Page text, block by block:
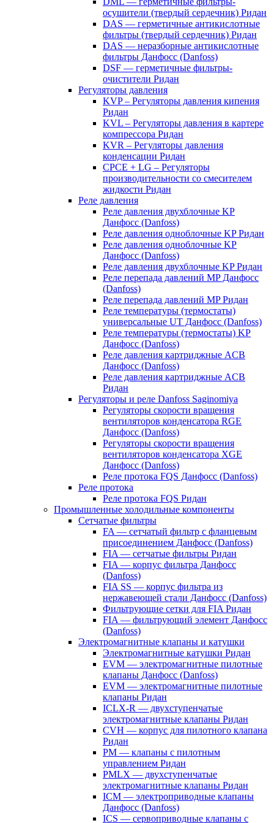
осушители (твердый сердечник) Ридан
DAS — герметичные антикислотные
фильтры (твердый сердечник) Ридан
DAS — неразборные антикислотные
фильтры Данфосс (Danfoss)
DSF — герметичные фильтры-
очистители Ридан
Регуляторы давления
KVP – Регуляторы давления кипения
Ридан
KVL – Регуляторы давления в картере
компрессора Ридан
KVR – Регуляторы давления
конденсации Ридан
CPCE + LG – Регуляторы
производительности со смесителем
жидкости Ридан
Реле давления
Реле давления двухблочные KP
Данфосс (Danfoss)
Реле давления одноблочные KP Ридан
Реле давления одноблочные KP
Данфосс (Danfoss)
Реле давления двухблочные KP Ридан
Реле перепада давлений MP Данфосс
(Danfoss)
Реле перепада давлений MP Ридан
Реле температуры (термостаты)
универсальные UT Данфосс (Danfoss)
Реле температуры (термостаты) KP
Данфосс (Danfoss)
Реле давления картриджные ACB
Данфосс (Danfoss)
Реле давления картриджные ACB
Ридан
Регуляторы и реле Danfoss Saginomiya
Регуляторы скорости вращения
вентиляторов конденсатора RGE
Данфосс (Danfoss)
Регуляторы скорости вращения
вентиляторов конденсатора XGE
Данфосс (Danfoss)
Реле протока FQS Данфосс (Danfoss)
Реле протока
Реле протока FQS Ридан
Промышленные холодильные компоненты
Сетчатые фильтры
FA — сетчатый фильтр с фланцевым
присоединением Данфосс (Danfoss)
FIA — сетчатые фильтры Ридан
FIA — корпус фильтра Данфосс
(Danfoss)
FIA SS — корпус фильтра из
нержавеющей стали Данфосс (Danfoss)
Фильтрующие сетки для FIA Ридан
FIA — фильтрующий элемент Данфосс
(Danfoss)
Электромагнитные клапаны и катушки
Электромагнитные катушки Ридан
EVM — электромагнитные пилотные
клапаны Данфосс (Danfoss)
EVM — электромагнитные пилотные
клапаны Ридан
ICLX-R — двухступенчатые
электромагнитные клапаны Ридан
CVH — корпус для пилотного клапана
Ридан
PM — клапаны с пилотным
управлением Ридан
PMLX — двухступенчатые
электромагнитные клапаны Ридан
ICM — электроприводные клапаны
Данфосс (Danfoss)
ICS — сервоприводные клапаны с